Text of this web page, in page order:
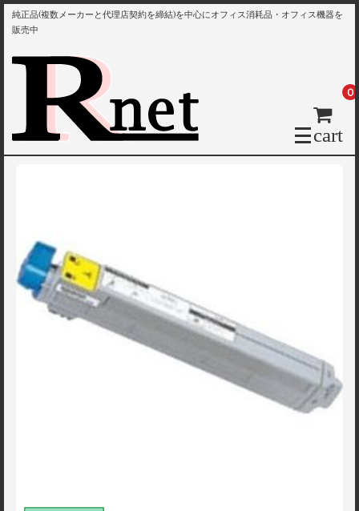
純正品(複数メーカーと代理店契約を締結)を中心にオフィス消耗品・オフィス機器を
販売中
cart
0